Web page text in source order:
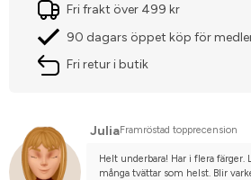
Fri frakt över 499 kr
90 dagars öppet köp för
Fri retur i butik
JuliaFramröstad topprecension
Helt underbara! Har i flera
många tvättar som helst. Blir